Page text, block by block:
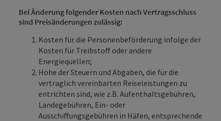
Bei Änderung folgender Kosten nach Vertragsschluss
sind Preisänderungen zulässig:
Kosten für die Personenbeförderung infolge der
Kosten für Treibstoff oder andere
Energiequellen;
Höhe der Steuern und Abgaben, die für die
vertraglich vereinbarten Reiseleistungen zu
entrichten sind, wie z.B. Aufenthaltsgebühren,
Landegebühren, Ein- oder
Ausschiffungsgebühren in Häfen, entsprechende